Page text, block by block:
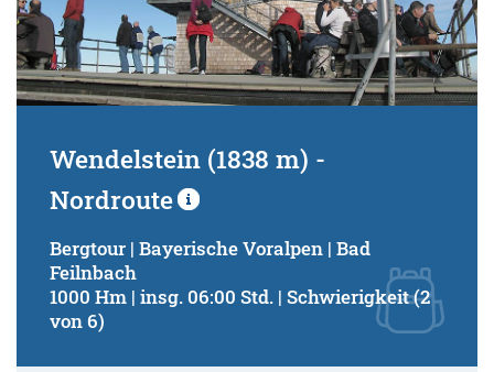
Wendelstein (1838 m) -
Nordroute
Bergtour | Bayerische Voralpen | Bad
Feilnbach
1000 Hm | insg. 06:00 Std. | Schwierigkeit (2
von 6)